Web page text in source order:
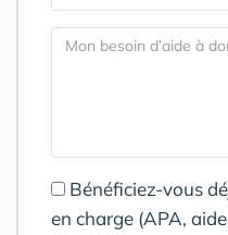
Bénéficiez-vous
en charge (APA,